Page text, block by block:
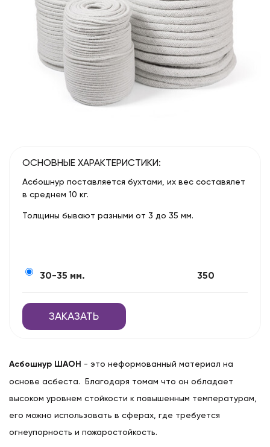
ОСНОВНЫЕ ХАРАКТЕРИСТИКИ:
Асбошнур поставляется бухтами, их вес составялет
в среднем 10 кг.
Толщины бывают разными от 3 до 35 мм.
30-35 мм. 350
ЗАКАЗАТЬ
Асбошнур ШАОН - это неформованный материал на
основе асбеста. Благодаря томам что он обладает
высоком уровнем стойкости к повышенным температурам,
его можно использовать в сферах, где требуется
огнеупорность и пожаростойкость.